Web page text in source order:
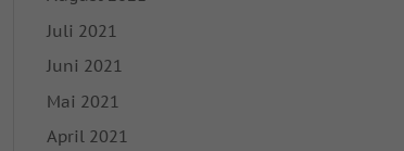
Juli 2021
Juni 2021
Mai 2021
April 2021
Impressum